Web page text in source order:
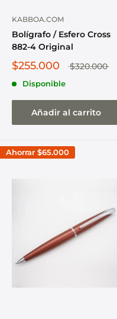
KABBOA.COM
Bolígrafo / Esfero Cross
882-4 Original
$255.000 $320.000
Disponible
Añadir al carrito
Ahorrar $65.000